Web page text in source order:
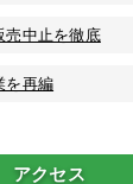
売中止を徹底
を再編
アクセス